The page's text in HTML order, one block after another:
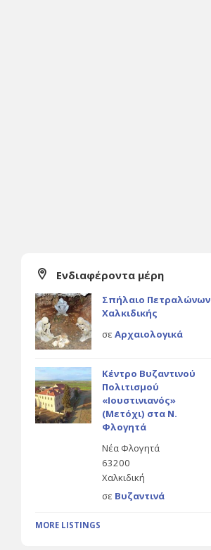
Ενδιαφέροντα μέρη
Σπήλαιο Πετραλώνων
Χαλκιδικής
σε Αρχαιολογικά
Κέντρο Βυζαντινού
Πολιτισμού
«Ιουστινιανός»
(Μετόχι) στα Ν.
Φλογητά
Νέα Φλογητά
63200
Χαλκιδική
σε Βυζαντινά
MORE LISTINGS